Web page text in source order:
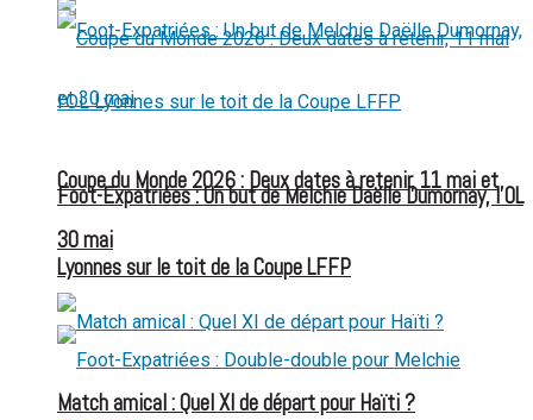
Foot-Expatriées : Un but de Melchie Daëlle Dumornay, l’OL
Lyonnes sur le toit de la Coupe LFFP
Coupe du Monde 2026 : Deux dates à retenir, 11 mai et
30 mai
Match amical : Quel XI de départ pour Haïti ?